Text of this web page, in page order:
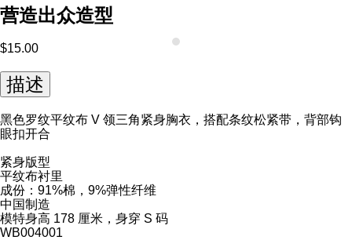
营造出众造型
$15.00
描述
黑色罗纹平纹布 V 领三角紧身胸衣，搭配条纹松紧带，背部钩
眼扣开合
紧身版型
平纹布衬里
成份：91%棉，9%弹性纤维
中国制造
模特身高 178 厘米，身穿 S 码
WB004001